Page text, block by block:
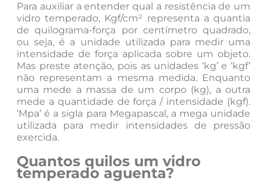
Para auxiliar a entender qual a resistência de um
vidro temperado, Kgf/cm² representa a quantia
de quilograma-força por centímetro quadrado,
ou seja, é a unidade utilizada para medir uma
intensidade de força aplicada sobre um objeto.
Mas preste atenção, pois as unidades ‘kg’ e ‘kgf’
não representam a mesma medida. Enquanto
uma mede a massa de um corpo (kg), a outra
mede a quantidade de força / intensidade (kgf).
‘Mpa’ é a sigla para Megapascal, a mega unidade
utilizada para medir intensidades de pressão
exercida.
Quantos quilos um vidro
temperado aguenta?